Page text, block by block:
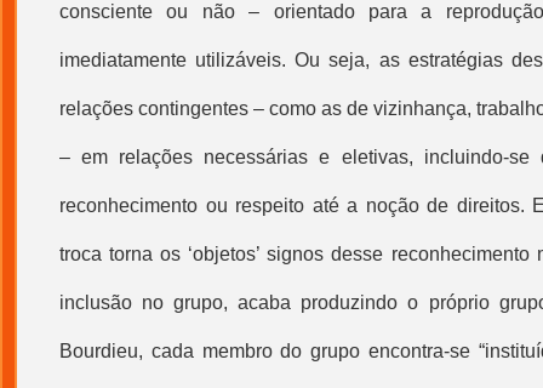
consciente ou não – orientado para a
imediatamente utilizáveis. Ou seja, as estratégias
relações contingentes – como as de vizinhança,
– em relações necessárias e eletivas, incluindo-se
reconhecimento ou respeito até a noção de direitos.
troca torna os ‘objetos’ signos desse
inclusão no grupo, acaba produzindo o próprio
Bourdieu, cada membro do grupo encontra-se